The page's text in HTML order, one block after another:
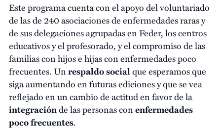
Este programa cuenta con el apoyo del voluntariado
de las de 240 asociaciones de enfermedades raras y
de sus delegaciones agrupadas en Feder, los centros
educativos y el profesorado, y el compromiso de las
familias con hijos e hijas con enfermedades poco
frecuentes. Unrespaldo socialque esperamos que
siga aumentando en futuras ediciones y que se vea
reflejado en un cambio de actitud en favor de la
integraciónde las personas conenfermedades
poco frecuentes.